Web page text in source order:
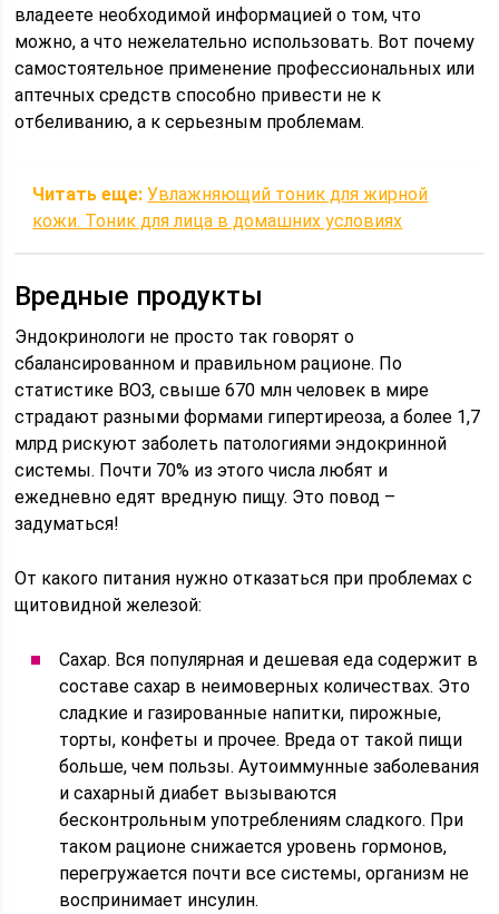
владеете необходимой информацией о том, что
можно, а что нежелательно использовать. Вот почему
самостоятельное применение профессиональных или
аптечных средств способно привести не к
отбеливанию, а к серьезным проблемам.
Читать еще: Увлажняющий тоник для жирной
кожи. Тоник для лица в домашних условиях
Вредные продукты
Эндокринологи не просто так говорят о
сбалансированном и правильном рационе. По
статистике ВОЗ, свыше 670 млн человек в мире
страдают разными формами гипертиреоза, а более 1,7
млрд рискуют заболеть патологиями эндокринной
системы. Почти 70% из этого числа любят и
ежедневно едят вредную пищу. Это повод –
задуматься!
От какого питания нужно отказаться при проблемах с
щитовидной железой:
Сахар. Вся популярная и дешевая еда содержит в
составе сахар в неимоверных количествах. Это
сладкие и газированные напитки, пирожные,
торты, конфеты и прочее. Вреда от такой пищи
больше, чем пользы. Аутоиммунные заболевания
и сахарный диабет вызываются
бесконтрольным употреблениям сладкого. При
таком рационе снижается уровень гормонов,
перегружается почти все системы, организм не
воспринимает инсулин.